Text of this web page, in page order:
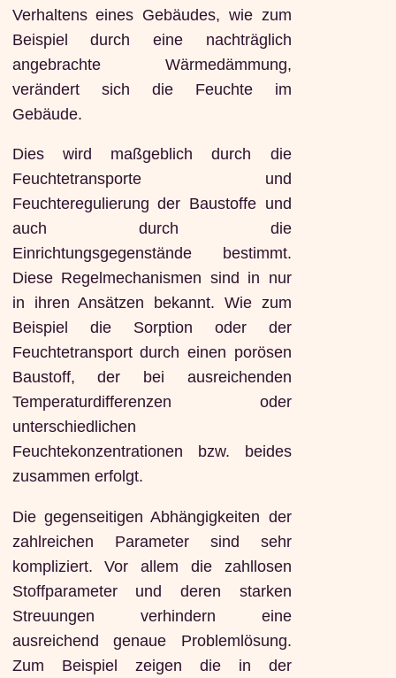
Verhaltens eines Gebäudes, wie zum
Beispiel durch eine nachträglich
angebrachte Wärmedämmung,
verändert sich die Feuchte im
Gebäude.
Dies wird maßgeblich durch die
Feuchtetransporte und
Feuchteregulierung der Baustoffe und
auch durch die
Einrichtungsgegenstände bestimmt.
Diese Regelmechanismen sind in nur
in ihren Ansätzen bekannt. Wie zum
Beispiel die Sorption oder der
Feuchtetransport durch einen porösen
Baustoff, der bei ausreichenden
Temperaturdifferenzen oder
unterschiedlichen
Feuchtekonzentrationen bzw. beides
zusammen erfolgt.
Die gegenseitigen Abhängigkeiten der
zahlreichen Parameter sind sehr
kompliziert. Vor allem die zahllosen
Stoffparameter und deren starken
Streuungen verhindern eine
ausreichend genaue Problemlösung.
Zum Beispiel zeigen die in der